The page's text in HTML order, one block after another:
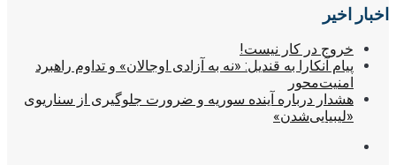
اخبار اخیر
خروج در کار نیست!
پیام آنکارا به قندیل: «نه به آزادی اوجالان» و تداوم راهبرد
امنیت‌محور
هشدار درباره آینده سوریه و ضرورت جلوگیری از سناریوی
«لیبیایی‌شدن»